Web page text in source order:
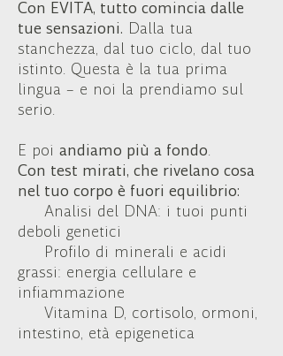
​Con EVITA, tutto comincia dalle
tue sensazioni. Dalla tua
stanchezza, dal tuo ciclo, dal tuo
istinto. Questa è la tua prima
lingua – e noi la prendiamo sul
serio.
E poi andiamo più a fondo.
Con test mirati, che rivelano cosa
nel tuo corpo è fuori equilibrio:
Analisi del DNA: i tuoi punti
deboli genetici
Profilo di minerali e acidi
grassi: energia cellulare e
infiammazione
Vitamina D, cortisolo, ormoni,
intestino, età epigenetica